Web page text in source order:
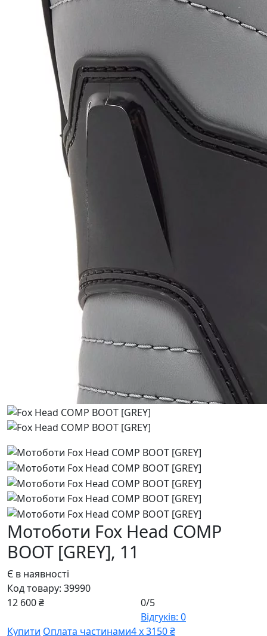
Мотоботи Fox Head COMP
BOOT [GREY], 11
Є в наявності
Код товару: 39990
12 600 ₴
0/5
Відгуків: 0
Купити Оплата частинами4 х 3150 ₴